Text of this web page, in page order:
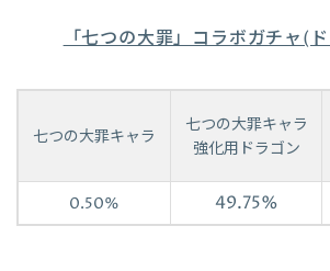
「七つの大罪」コラボガチャ(
七つの大罪キャラ
七つの大罪キャラ
強化用ドラゴン
0.50% 49.75%